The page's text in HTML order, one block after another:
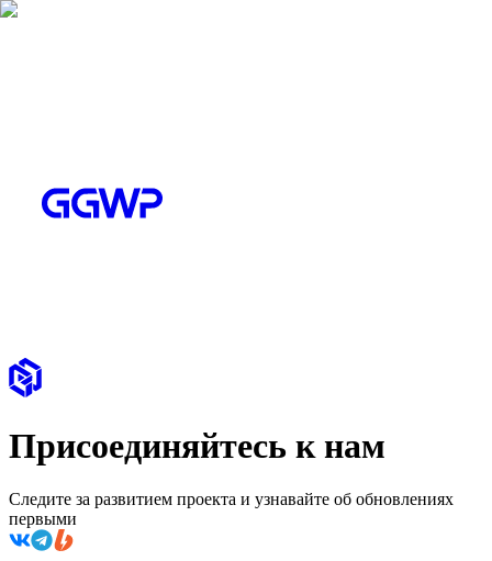
Присоединяйтесь к нам
Следите за развитием проекта и узнавайте об обновлениях
первыми